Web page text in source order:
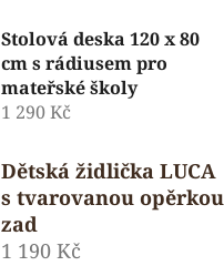
Stolová deska 120 x 80
cm s rádiusem pro
mateřské školy
1 290 Kč
Dětská židlička LUCA
s tvarovanou opěrkou
zad
1 190 Kč